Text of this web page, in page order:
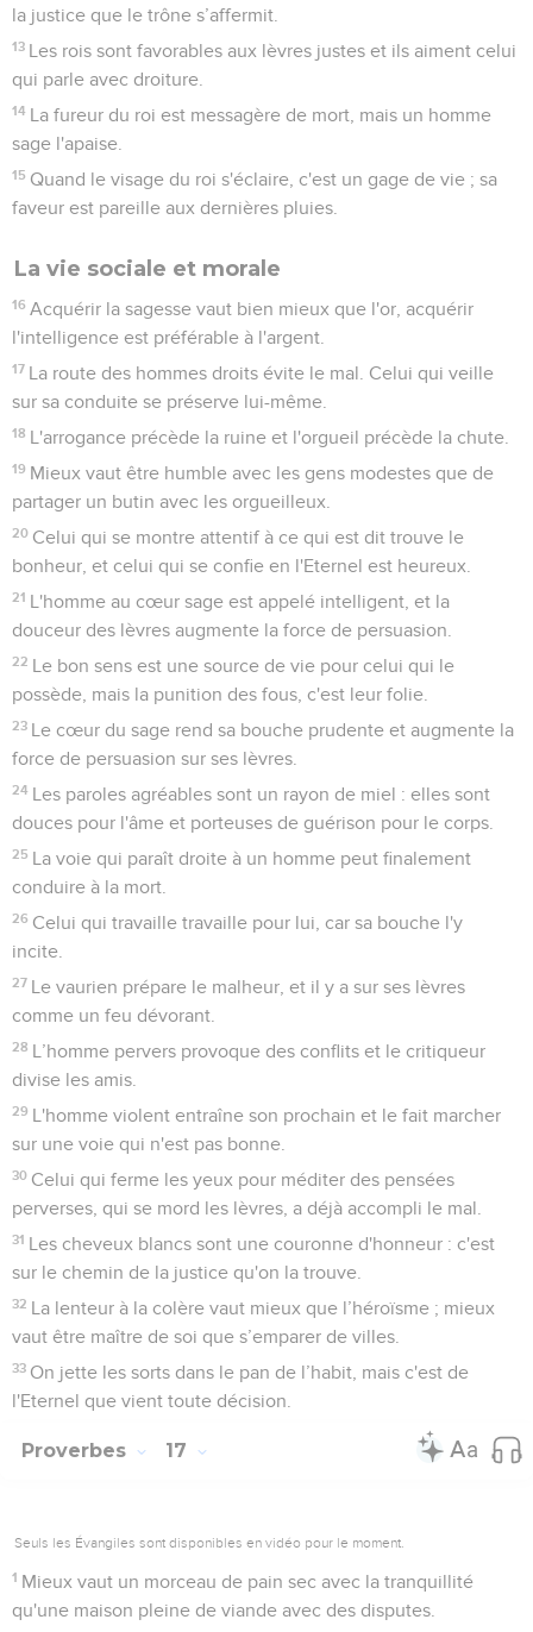
la justice que le trône s’affermit.
13 Les rois sont favorables aux lèvres justes et ils aiment celui
qui parle avec droiture.
14 La fureur du roi est messagère de mort, mais un homme
sage l'apaise.
15 Quand le visage du roi s'éclaire, c'est un gage de vie ; sa
faveur est pareille aux dernières pluies.
La vie sociale et morale
16 Acquérir la sagesse vaut bien mieux que l'or, acquérir
l'intelligence est préférable à l'argent.
17 La route des hommes droits évite le mal. Celui qui veille
sur sa conduite se préserve lui-même.
18 L'arrogance précède la ruine et l'orgueil précède la chute.
19 Mieux vaut être humble avec les gens modestes que de
partager un butin avec les orgueilleux.
20 Celui qui se montre attentif à ce qui est dit trouve le
bonheur, et celui qui se confie en l'Eternel est heureux.
21 L'homme au cœur sage est appelé intelligent, et la
douceur des lèvres augmente la force de persuasion.
22 Le bon sens est une source de vie pour celui qui le
possède, mais la punition des fous, c'est leur folie.
23 Le cœur du sage rend sa bouche prudente et augmente la
force de persuasion sur ses lèvres.
24 Les paroles agréables sont un rayon de miel : elles sont
douces pour l'âme et porteuses de guérison pour le corps.
25 La voie qui paraît droite à un homme peut finalement
conduire à la mort.
26 Celui qui travaille travaille pour lui, car sa bouche l'y
incite.
27 Le vaurien prépare le malheur, et il y a sur ses lèvres
comme un feu dévorant.
28 L’homme pervers provoque des conflits et le critiqueur
divise les amis.
29 L'homme violent entraîne son prochain et le fait marcher
sur une voie qui n'est pas bonne.
30 Celui qui ferme les yeux pour méditer des pensées
perverses, qui se mord les lèvres, a déjà accompli le mal.
31 Les cheveux blancs sont une couronne d'honneur : c'est
sur le chemin de la justice qu'on la trouve.
32 La lenteur à la colère vaut mieux que l’héroïsme ; mieux
vaut être maître de soi que s’emparer de villes.
33 On jette les sorts dans le pan de l’habit, mais c'est de
l'Eternel que vient toute décision.
Proverbes 17
Seuls les Évangiles sont disponibles en vidéo pour le moment.
1 Mieux vaut un morceau de pain sec avec la tranquillité
qu'une maison pleine de viande avec des disputes.